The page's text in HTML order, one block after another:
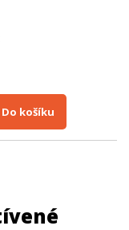
Do košíku